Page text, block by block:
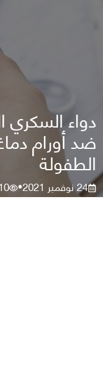
دواء السكري
ضد أورام
الطفولة
24 نوفمبر 2021 •